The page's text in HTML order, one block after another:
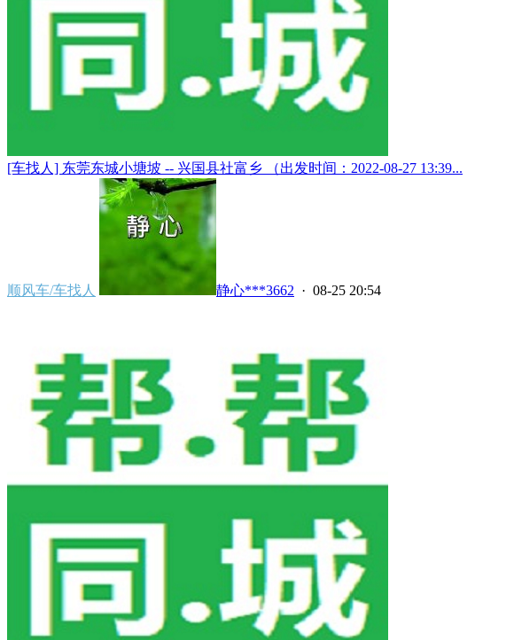
[车找人] 东莞东城小塘坡 -- 兴国县社富乡 （出发时间：2022-08-27 13:39...
顺风车/车找人 静心***3662 · 08-25 20:54